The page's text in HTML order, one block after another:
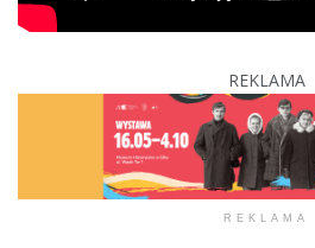
REKLAMA
REKLAMA